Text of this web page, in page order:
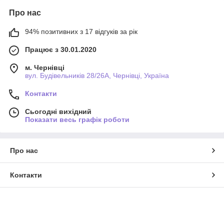
Про нас
94% позитивних з 17 відгуків за рік
Працює з 30.01.2020
м. Чернівці
вул. Будівельників 28/26А, Чернівці, Україна
Контакти
Сьогодні вихідний
Показати весь графік роботи
Про нас
Контакти